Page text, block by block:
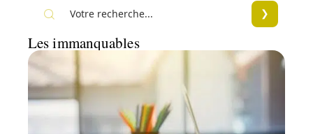
Les immanquables